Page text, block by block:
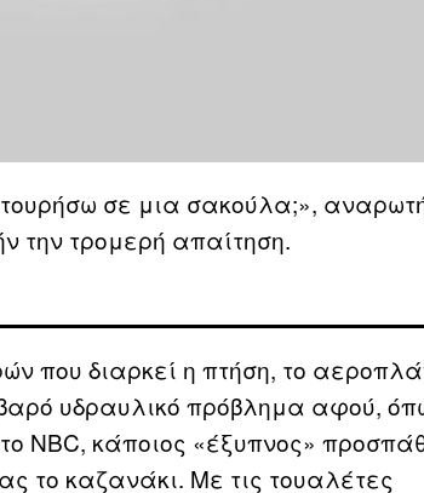
σε μια σακούλα;»,
την τρομερή απαίτηση.
που διαρκεί η πτήση, το
υδραυλικό πρόβλημα αφού,
NBC, κάποιος «έξυπνος»
το καζανάκι. Με τις τουαλέτες